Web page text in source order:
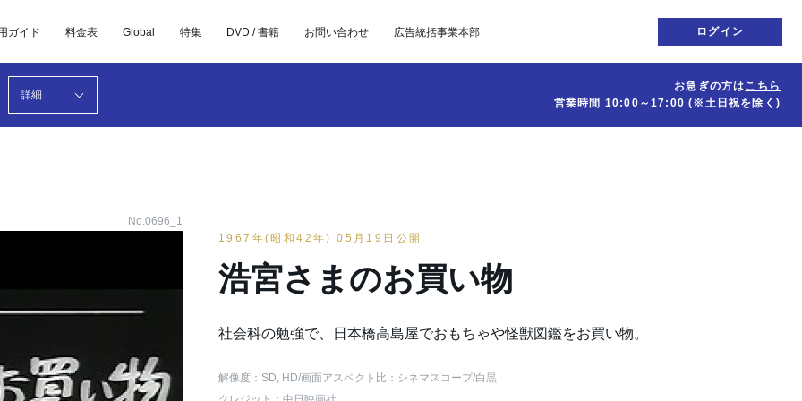
ガイド 料金表 Global 特集 DVD / 書籍 お問い合わせ 広告統括事業本部 ログイン
詳細
お急ぎの方はこちら
営業時間 10:00～17:00(※土日祝を除く)
No.0696_1
1967年(昭和42年) 05月19日公開
浩宮さまのお買い物
社会科の勉強で、日本橋高島屋でおもちゃや怪獣図鑑をお買い物。
解像度：SD, HD/画面アスペクト比：シネマスコープ/白黒